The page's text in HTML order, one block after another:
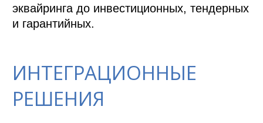
эквайринга до инвестиционных, тендерных
и гарантийных.
ИНТЕГРАЦИОННЫЕ
РЕШЕНИЯ